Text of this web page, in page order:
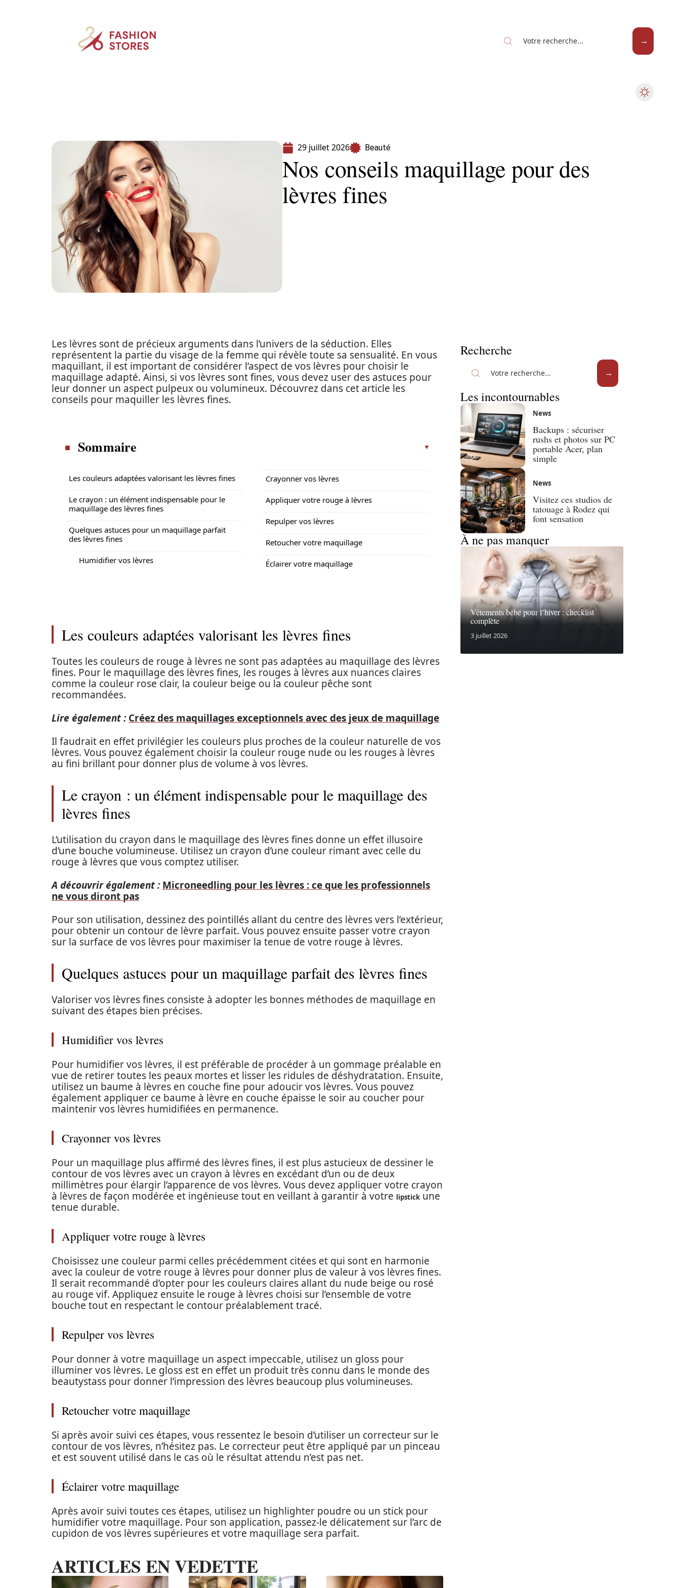
29 juillet 2026 Beauté
Nos conseils maquillage pour des
lèvres fines
Les lèvres sont de précieux arguments dans l’univers de la séduction. Elles
représentent la partie du visage de la femme qui révèle toute sa sensualité. En vous
maquillant, il est important de considérer l’aspect de vos lèvres pour choisir le
maquillage adapté. Ainsi, si vos lèvres sont fines, vous devez user des astuces pour
leur donner un aspect pulpeux ou volumineux. Découvrez dans cet article les
conseils pour maquiller les lèvres fines.
Sommaire
Les couleurs adaptées valorisant les lèvres fines
Le crayon : un élément indispensable pour le
maquillage des lèvres fines
Quelques astuces pour un maquillage parfait
des lèvres fines
Humidifier vos lèvres
Crayonner vos lèvres
Appliquer votre rouge à lèvres
Repulper vos lèvres
Retoucher votre maquillage
Éclairer votre maquillage
Les couleurs adaptées valorisant les lèvres fines
Toutes les couleurs de rouge à lèvres ne sont pas adaptées au maquillage des lèvres
fines. Pour le maquillage des lèvres fines, les rouges à lèvres aux nuances claires
comme la couleur rose clair, la couleur beige ou la couleur pêche sont
recommandées.
Lire également : Créez des maquillages exceptionnels avec des jeux de maquillage
Il faudrait en effet privilégier les couleurs plus proches de la couleur naturelle de vos
lèvres. Vous pouvez également choisir la couleur rouge nude ou les rouges à lèvres
au fini brillant pour donner plus de volume à vos lèvres.
Le crayon : un élément indispensable pour le maquillage des
lèvres fines
L’utilisation du crayon dans le maquillage des lèvres fines donne un effet illusoire
d’une bouche volumineuse. Utilisez un crayon d’une couleur rimant avec celle du
rouge à lèvres que vous comptez utiliser.
A découvrir également : Microneedling pour les lèvres : ce que les professionnels
ne vous diront pas
Pour son utilisation, dessinez des pointillés allant du centre des lèvres vers l’extérieur,
pour obtenir un contour de lèvre parfait. Vous pouvez ensuite passer votre crayon
sur la surface de vos lèvres pour maximiser la tenue de votre rouge à lèvres.
Quelques astuces pour un maquillage parfait des lèvres fines
Valoriser vos lèvres fines consiste à adopter les bonnes méthodes de maquillage en
suivant des étapes bien précises.
Humidifier vos lèvres
Pour humidifier vos lèvres, il est préférable de procéder à un gommage préalable en
vue de retirer toutes les peaux mortes et lisser les ridules de déshydratation. Ensuite,
utilisez un baume à lèvres en couche fine pour adoucir vos lèvres. Vous pouvez
également appliquer ce baume à lèvre en couche épaisse le soir au coucher pour
maintenir vos lèvres humidifiées en permanence.
Crayonner vos lèvres
Pour un maquillage plus affirmé des lèvres fines, il est plus astucieux de dessiner le
contour de vos lèvres avec un crayon à lèvres en excédant d’un ou de deux
millimètres pour élargir l’apparence de vos lèvres. Vous devez appliquer votre crayon
à lèvres de façon modérée et ingénieuse tout en veillant à garantir à votre lipstick une
tenue durable.
Appliquer votre rouge à lèvres
Choisissez une couleur parmi celles précédemment citées et qui sont en harmonie
avec la couleur de votre rouge à lèvres pour donner plus de valeur à vos lèvres fines.
Il serait recommandé d’opter pour les couleurs claires allant du nude beige ou rosé
au rouge vif. Appliquez ensuite le rouge à lèvres choisi sur l’ensemble de votre
bouche tout en respectant le contour préalablement tracé.
Repulper vos lèvres
Pour donner à votre maquillage un aspect impeccable, utilisez un gloss pour
illuminer vos lèvres. Le gloss est en effet un produit très connu dans le monde des
beautystass pour donner l’impression des lèvres beaucoup plus volumineuses.
Retoucher votre maquillage
Si après avoir suivi ces étapes, vous ressentez le besoin d’utiliser un correcteur sur le
contour de vos lèvres, n’hésitez pas. Le correcteur peut être appliqué par un pinceau
et est souvent utilisé dans le cas où le résultat attendu n’est pas net.
Éclairer votre maquillage
Après avoir suivi toutes ces étapes, utilisez un highlighter poudre ou un stick pour
humidifier votre maquillage. Pour son application, passez-le délicatement sur l’arc de
cupidon de vos lèvres supérieures et votre maquillage sera parfait.
ARTICLES EN VEDETTE
Recherche
Les incontournables
News
Backups : sécuriser
rushs et photos sur PC
portable Acer, plan
simple
News
Visitez ces studios de
tatouage à Rodez qui
font sensation
À ne pas manquer
Vêtements bébé pour l’hiver : checklist
complète
3 juillet 2026